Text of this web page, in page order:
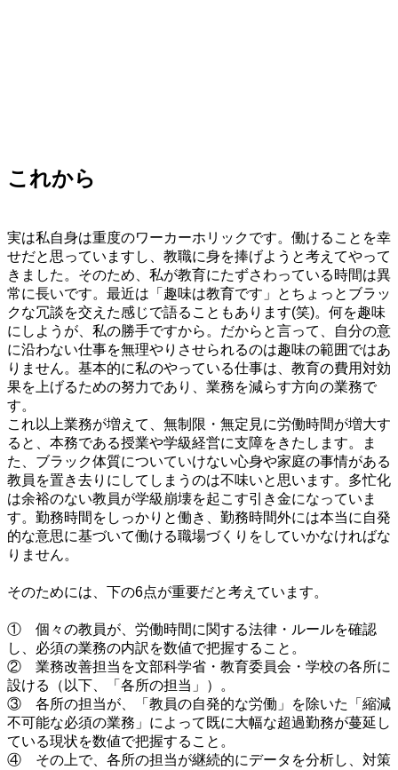
これから
実は私自身は重度のワーカーホリックです。働けることを幸
せだと思っていますし、教職に身を捧げようと考えてやって
きました。そのため、私が教育にたずさわっている時間は異
常に長いです。最近は「趣味は教育です」とちょっとブラッ
クな冗談を交えた感じで語ることもあります(笑)。何を趣味
にしようが、私の勝手ですから。だからと言って、自分の意
に沿わない仕事を無理やりさせられるのは趣味の範囲ではあ
りません。基本的に私のやっている仕事は、教育の費用対効
果を上げるための努力であり、業務を減らす方向の業務で
す。
これ以上業務が増えて、無制限・無定見に労働時間が増大す
ると、本務である授業や学級経営に支障をきたします。ま
た、ブラック体質についていけない心身や家庭の事情がある
教員を置き去りにしてしまうのは不味いと思います。多忙化
は余裕のない教員が学級崩壊を起こす引き金になっていま
す。勤務時間をしっかりと働き、勤務時間外には本当に自発
的な意思に基づいて働ける職場づくりをしていかなければな
りません。
そのためには、下の6点が重要だと考えています。
① 個々の教員が、労働時間に関する法律・ルールを確認
し、必須の業務の内訳を数値で把握すること。
② 業務改善担当を文部科学省・教育委員会・学校の各所に
設ける（以下、「各所の担当」）。
③ 各所の担当が、「教員の自発的な労働」を除いた「縮減
不可能な必須の業務」によって既に大幅な超過勤務が蔓延し
ている現状を数値で把握すること。
④ その上で、各所の担当が継続的にデータを分析し、対策